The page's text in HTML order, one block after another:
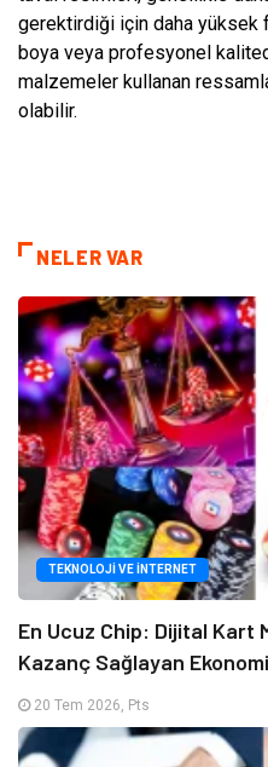
gerektirdiği için daha yüksek
boya veya profesyonel
malzemeler kullanan
olabilir.
NELER VAR
TEKNOLOJI VE İNTERNET
En Ucuz Chip: Dijital Kart
Kazanç Sağlayan
20 Tem 2026, Pts